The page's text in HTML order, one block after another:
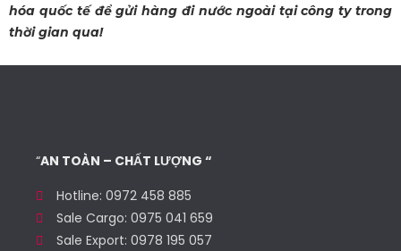
hóa quốc tế để gửi hàng đi nước ngoài tại công ty trong
thời gian qua!
“AN TOÀN – CHẤT LƯỢNG “
Hotline: 0972 458 885
Sale Cargo: 0975 041 659
Sale Export: 0978 195 057